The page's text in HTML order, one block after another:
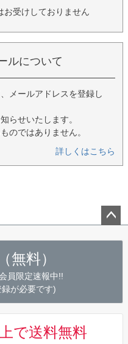
受けしておりません
ルについて
メールアドレスを登録し
らせいたします。
のではありません。
詳しくはこちら
無料）
員限定速報中!!
が必要です)
で送料無料